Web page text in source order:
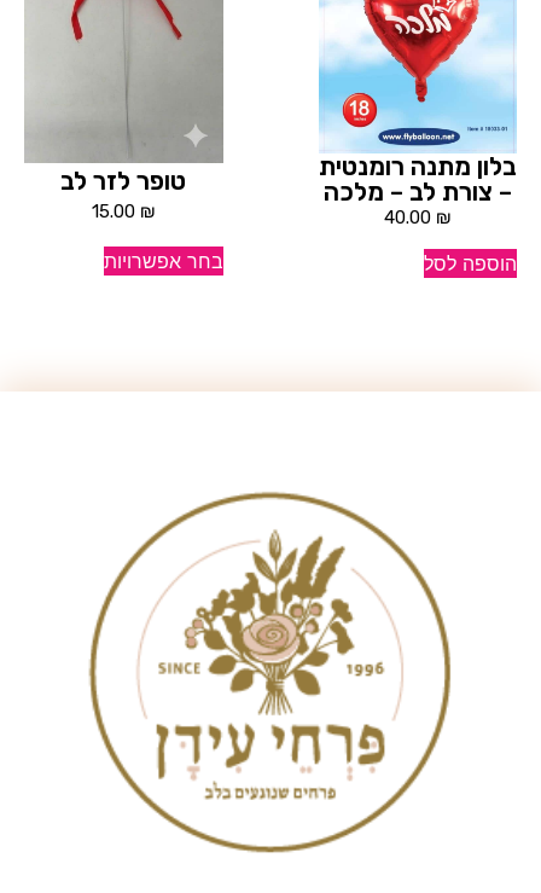
בלון מתנה רומנטית
– צורת לב – מלכה
40.00 ₪
הוספה לסל
טופר לזר לב
15.00 ₪
בחר אפשרויות